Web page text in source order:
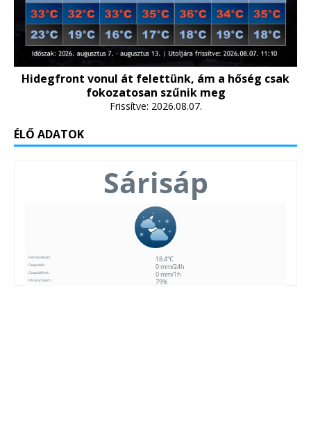
Hidegfront vonul át felettünk, ám a hőség csak
fokozatosan szűnik meg
Frissítve: 2026.08.07.
ÉLŐ ADATOK